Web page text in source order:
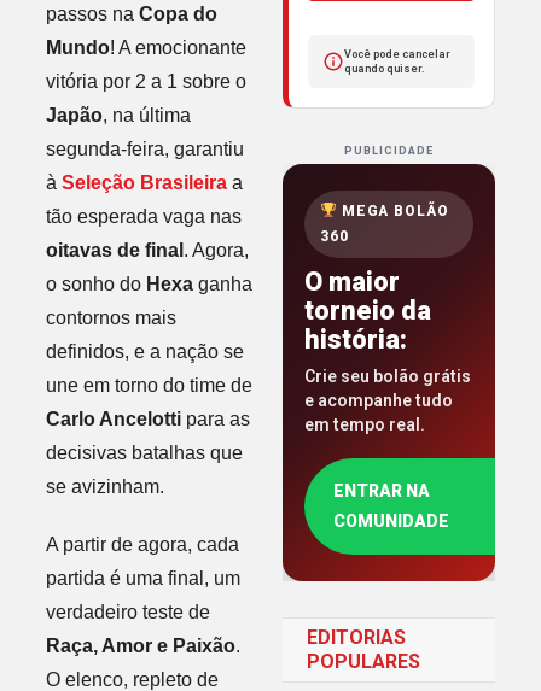
passos na Copa do
Mundo! A emocionante
vitória por 2 a 1 sobre o
Japão, na última
segunda-feira, garantiu
à Seleção Brasileiraa
tão esperada vaga nas
oitavas de final . Agora,
o sonho do Hexaganha
contornos mais
definidos, e a nação se
une em torno do time de
Carlo Ancelottipara as
decisivas batalhas que
se avizinham.
A partir de agora, cada
partida é uma final, um
verdadeiro teste de
Raça, Amor e Paixão.
O elenco, repleto de
Você pode cancelar
quando quiser.
PUBLICIDADE
MEGA BOLÃO
360
O maior
torneio da
história:
Crie seu bolão grátis
e acompanhe tudo
em tempo real.
ENTRAR NA
COMUNIDADE
EDITORIAS
POPULARES